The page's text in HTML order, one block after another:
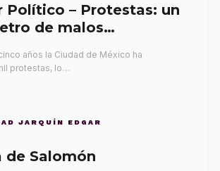
Político – Protestas: un
de malos
años la Ciudad de México ha
protestas, lo…
JARQUÍN EDGAR
de Salomón